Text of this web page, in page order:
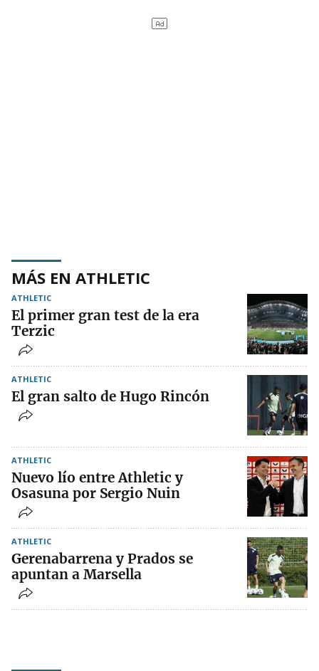
MÁS EN ATHLETIC
ATHLETIC
El primer gran test de la era
Terzic
ATHLETIC
El gran salto de Hugo Rincón
ATHLETIC
Nuevo lío entre Athletic y
Osasuna por Sergio Nuin
ATHLETIC
Gerenabarrena y Prados se
apuntan a Marsella